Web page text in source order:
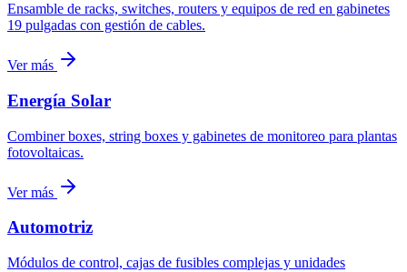
Ensamble de racks, switches, routers y equipos de red en gabinetes
19 pulgadas con gestión de cables.
Ver más
Energía Solar
Combiner boxes, string boxes y gabinetes de monitoreo para plantas
fotovoltaicas.
Ver más
Automotriz
Módulos de control, cajas de fusibles complejas y unidades